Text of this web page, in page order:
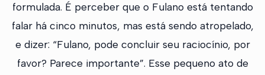
formulada. É perceber que o Fulano está tentando
falar há cinco minutos, mas está sendo atropelado,
e dizer: “Fulano, pode concluir seu raciocínio, por
favor? Parece importante”. Esse pequeno ato de